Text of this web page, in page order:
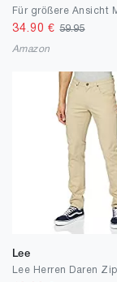
34.90 €59.95
Amazon
Lee
Lee Herren Daren